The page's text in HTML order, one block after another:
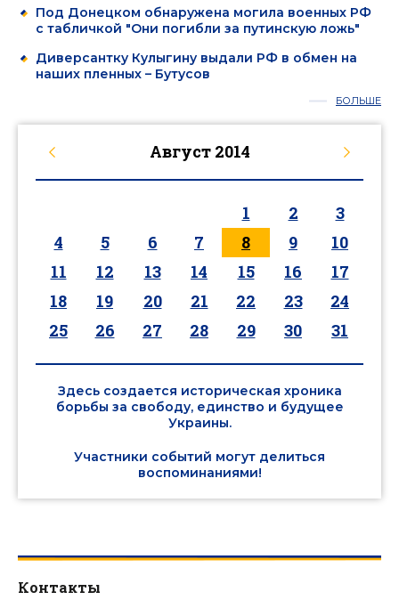
Под Донецком обнаружена могила военных РФ
с табличкой "Они погибли за путинскую ложь"
Диверсантку Кулыгину выдали РФ в обмен на
наших пленных – Бутусов
БОЛЬШЕ
Август 2014
1 2
3
4
5 6 7 8 9
10
11
12 13 14 15 16
17
18
19 20 21 22 23
24
25
26 27 28 29 30 31
Здесь создается историческая хроника
борьбы за свободу, единство и будущее
Украины.
Участники событий могут делиться
воспоминаниями!
Контакты